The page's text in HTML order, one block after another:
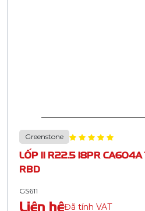
Greenstone
LỐP 11 R22.5 18PR
RBD
GS611
Liên hệĐã tính VAT